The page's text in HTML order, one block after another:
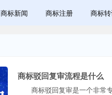
商标新闻 商标注册 商标
商标驳回复审流程是什么
商标驳回复审是一个非常专